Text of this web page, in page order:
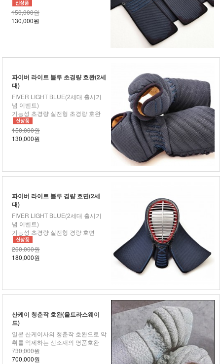
150,000원
130,000원
파이버 라이트 블루 초경량 호완(2세
대)
FIVER LIGHT BLUE(2세대 출시기
념 이벤트)
기능성 초경량 실전형 초경량 호완
150,000원
130,000원
파이버 라이트 블루 경량 호면(2세
대)
FIVER LIGHT BLUE(2세대 출시기
념 이벤트)
기능성 초경량 실전형 경량 호면
200,000원
180,000원
산케이 청춘작 호완(울트라스웨이
드)
일본 산케이사의 청춘작 호완으로 악
취를 억제하는 신소재의 명품호완
730,000원
700,000원